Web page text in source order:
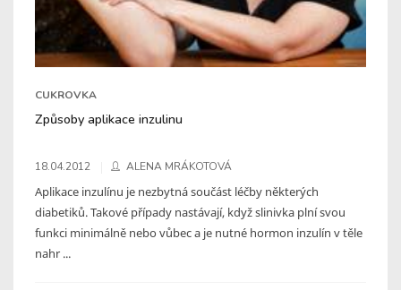
CUKROVKA
Způsoby aplikace inzulinu
18.04.2012 ALENA MRÁKOTOVÁ
Aplikace inzulínu je nezbytná součást léčby některých
diabetiků. Takové případy nastávají, když slinivka plní svou
funkci minimálně nebo vůbec a je nutné hormon inzulín v těle
nahr ...